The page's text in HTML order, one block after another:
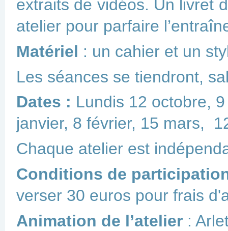
extraits de vidéos. Un livret
atelier pour parfaire
Matériel : un cahier et un
Les séances se tiendront,
Dates : Lundis 12 octobre,
janvier, 8 février, 15 mars,
Chaque atelier est
Conditions de
verser 30 euros pour frais d'
Animation de l’atelier :